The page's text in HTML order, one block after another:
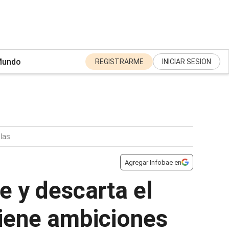
REGISTRARME INICIAR SESION
Agregar Infobae en
y descarta el
ambiciones